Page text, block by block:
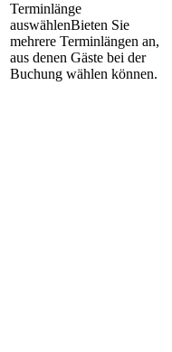
Terminlänge
auswählenBieten Sie
mehrere Terminlängen an,
aus denen Gäste bei der
Buchung wählen können.